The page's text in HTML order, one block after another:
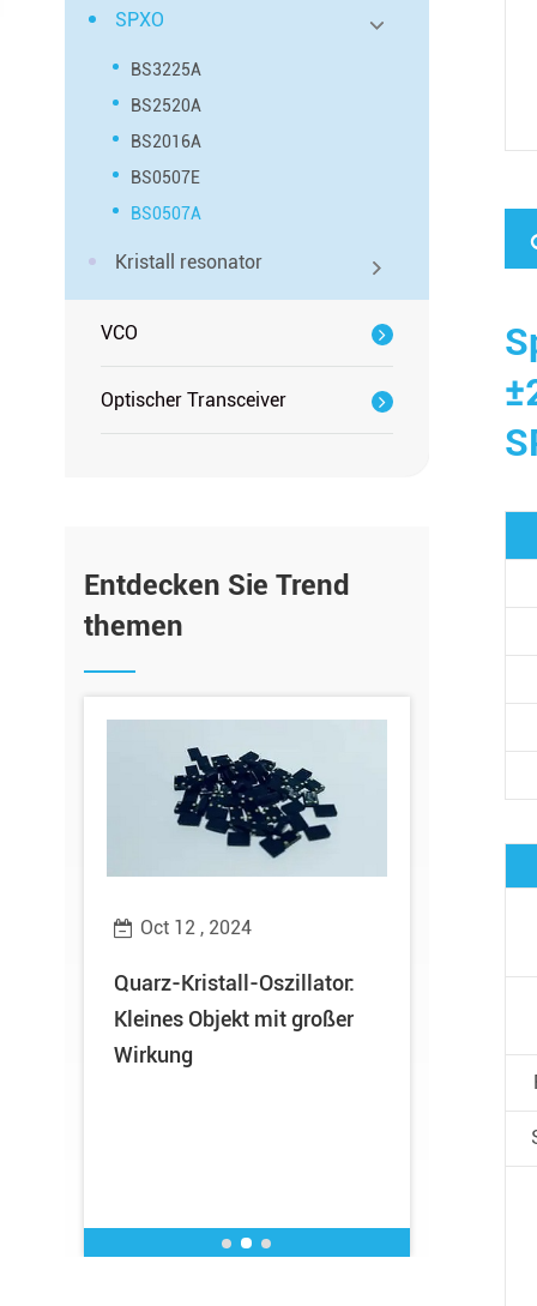
SPXO
BS3225A
BS2520A
BS2016A
BS0507E
BS0507A
Kristall resonator
VCO
Optischer Transceiver
Entdecken Sie Trend
themen
Oct 12 , 2024
Quarz-Kristall-Oszillator:
Kleines Objekt mit großer
Wirkung
Gute
mit dem
und